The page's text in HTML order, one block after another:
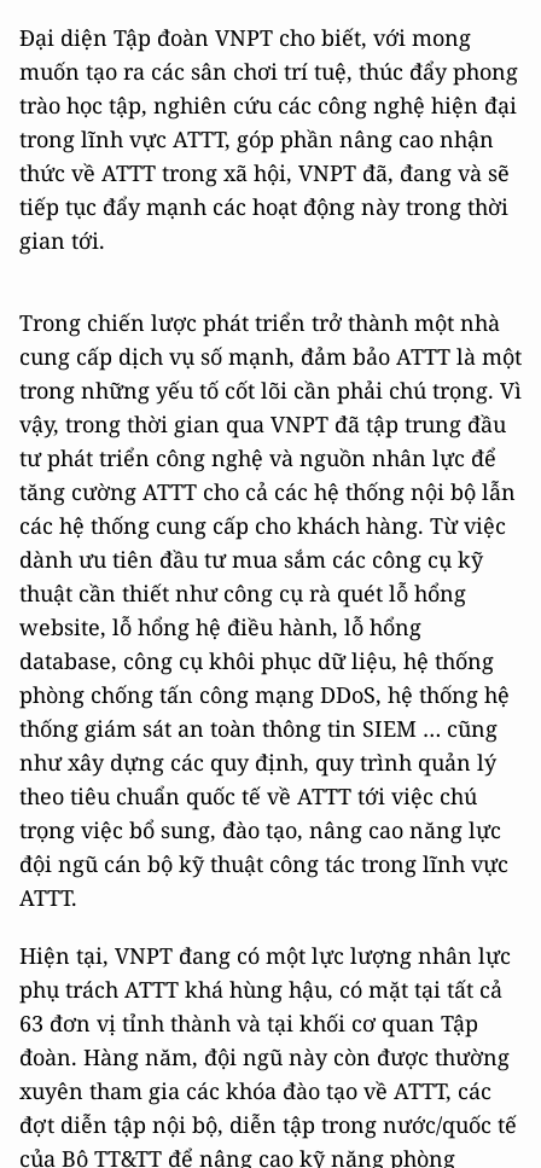
Đại diện Tập đoàn VNPT cho biết, với mong
muốn tạo ra các sân chơi trí tuệ, thúc đẩy phong
trào học tập, nghiên cứu các công nghệ hiện đại
trong lĩnh vực ATTT, góp phần nâng cao nhận
thức về ATTT trong xã hội, VNPT đã, đang và sẽ
tiếp tục đẩy mạnh các hoạt động này trong thời
gian tới.
Trong chiến lược phát triển trở thành một nhà
cung cấp dịch vụ số mạnh, đảm bảo ATTT là một
trong những yếu tố cốt lõi cần phải chú trọng. Vì
vậy, trong thời gian qua VNPT đã tập trung đầu
tư phát triển công nghệ và nguồn nhân lực để
tăng cường ATTT cho cả các hệ thống nội bộ lẫn
các hệ thống cung cấp cho khách hàng. Từ việc
dành ưu tiên đầu tư mua sắm các công cụ kỹ
thuật cần thiết như công cụ rà quét lỗ hổng
website, lỗ hổng hệ điều hành, lỗ hổng
database, công cụ khôi phục dữ liệu, hệ thống
phòng chống tấn công mạng DDoS, hệ thống hệ
thống giám sát an toàn thông tin SIEM … cũng
như xây dựng các quy định, quy trình quản lý
theo tiêu chuẩn quốc tế về ATTT tới việc chú
trọng việc bổ sung, đào tạo, nâng cao năng lực
đội ngũ cán bộ kỹ thuật công tác trong lĩnh vực
ATTT.
Hiện tại, VNPT đang có một lực lượng nhân lực
phụ trách ATTT khá hùng hậu, có mặt tại tất cả
63 đơn vị tỉnh thành và tại khối cơ quan Tập
đoàn. Hàng năm, đội ngũ này còn được thường
xuyên tham gia các khóa đào tạo về ATTT, các
đợt diễn tập nội bộ, diễn tập trong nước/quốc tế
của Bộ TT&TT để nâng cao kỹ năng phòng